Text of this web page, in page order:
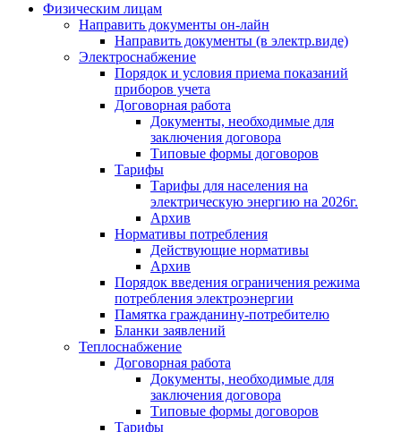
Физическим лицам
Направить документы он-лайн
Направить документы (в электр.виде)
Электроснабжение
Порядок и условия приема показаний
приборов учета
Договорная работа
Документы, необходимые для
заключения договора
Типовые формы договоров
Тарифы
Тарифы для населения на
электрическую энергию на 2026г.
Архив
Нормативы потребления
Действующие нормативы
Архив
Порядок введения ограничения режима
потребления электроэнергии
Памятка гражданину-потребителю
Бланки заявлений
Теплоснабжение
Договорная работа
Документы, необходимые для
заключения договора
Типовые формы договоров
Тарифы